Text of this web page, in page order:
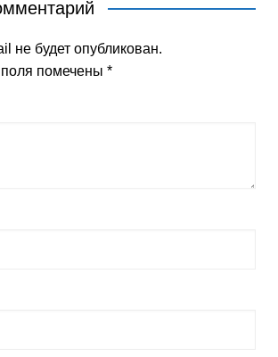
не будет опубликован.
помечены *